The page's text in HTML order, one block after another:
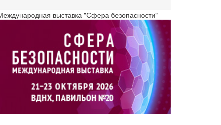
выставка "Сфера безопасности" -